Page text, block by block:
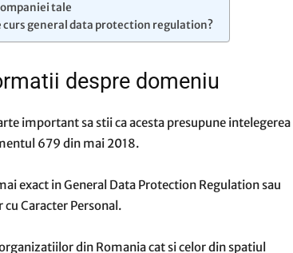
tale
curs general data protection regulation?
despre domeniu
important sa stii ca acesta presupune intelegerea
679 din mai 2018.
exact in General Data Protection Regulation sau
Caracter Personal.
din Romania cat si celor din spatiul